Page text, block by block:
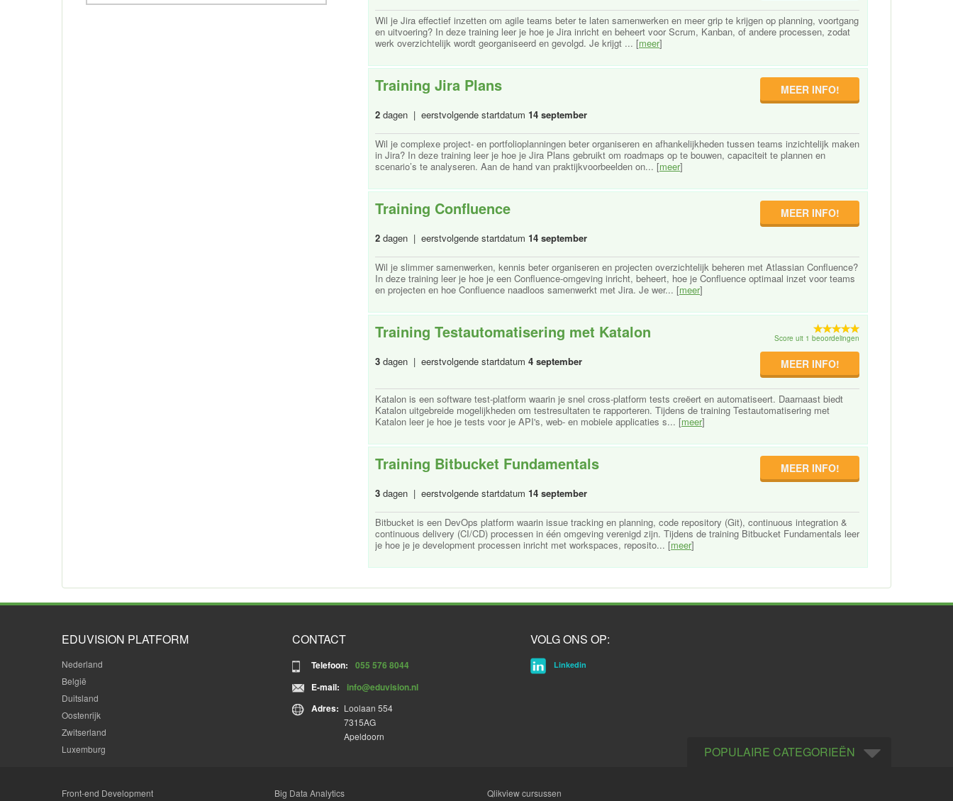
Cursus VBA
Wil je Jira effectief inzetten om agile teams beter te laten samenwerken en meer grip te krijgen op planning, voortgang
en uitvoering? In deze training leer je hoe je Jira inricht en beheert voor Scrum, Kanban, of andere processen, zodat
werk overzichtelijk wordt georganiseerd en gevolgd. Je krijgt ... [meer]
Training Jira Plans
2 dagen | eerstvolgende startdatum 14 september
MEER INFO!
Wil je complexe project- en portfolioplanningen beter organiseren en afhankelijkheden tussen teams inzichtelijk maken
in Jira? In deze training leer je hoe je Jira Plans gebruikt om roadmaps op te bouwen, capaciteit te plannen en
scenario’s te analyseren. Aan de hand van praktijkvoorbeelden on... [meer]
Training Confluence
2 dagen | eerstvolgende startdatum 14 september
MEER INFO!
Wil je slimmer samenwerken, kennis beter organiseren en projecten overzichtelijk beheren met Atlassian Confluence?
In deze training leer je hoe je een Confluence-omgeving inricht, beheert, hoe je Confluence optimaal inzet voor teams
en projecten en hoe Confluence naadloos samenwerkt met Jira. Je wer... [meer]
Training Testautomatisering met Katalon
3 dagen | eerstvolgende startdatum 4 september
Score uit 1 beoordelingen
MEER INFO!
Katalon is een software test-platform waarin je snel cross-platform tests creëert en automatiseert. Daarnaast biedt
Katalon uitgebreide mogelijkheden om testresultaten te rapporteren. Tijdens de training Testautomatisering met
Katalon leer je hoe je tests voor je API's, web- en mobiele applicaties s... [meer]
Training Bitbucket Fundamentals
3 dagen | eerstvolgende startdatum 14 september
MEER INFO!
Bitbucket is een DevOps platform waarin issue tracking en planning, code repository (Git), continuous integration &
continuous delivery (CI/CD) processen in één omgeving verenigd zijn. Tijdens de training Bitbucket Fundamentals leer
je hoe je je development processen inricht met workspaces, reposito... [meer]
EDUVISION PLATFORM
Nederland
België
Duitsland
Oostenrijk
Zwitserland
Luxemburg
CONTACT
Telefoon:
055 576 8044
E-mail:
info@eduvision.nl
Adres: Loolaan 554
7315AG
Apeldoorn
VOLG ONS OP:
Linkedin
POPULAIRE CATEGORIEËN
Front-end Development Big Data Analytics Qlikview cursussen